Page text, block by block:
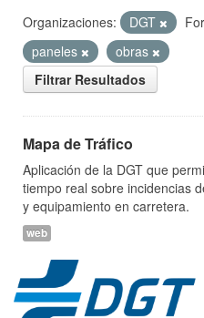
Organizaciones: DGT
paneles
obras
Filtrar Resultados
Mapa de Tráfico
Aplicación de la DGT que
tiempo real sobre incidencias
y equipamiento en carretera.
web